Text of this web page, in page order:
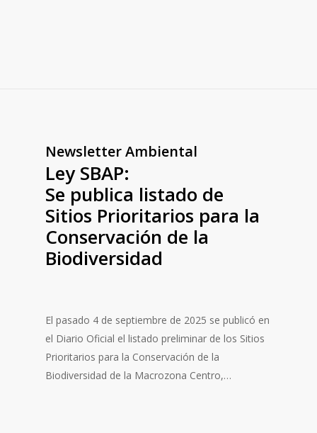
Newsletter Ambiental
Ley SBAP:
Se publica listado de
Sitios Prioritarios para la
Conservación de la
Biodiversidad
El pasado 4 de septiembre de 2025 se publicó en
el Diario Oficial el listado preliminar de los Sitios
Prioritarios para la Conservación de la
Biodiversidad de la Macrozona Centro,…